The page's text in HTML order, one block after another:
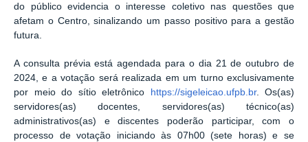
do público evidencia o interesse coletivo nas questões que
afetam o Centro, sinalizando um passo positivo para a gestão
futura.
A consulta prévia está agendada para o dia 21 de outubro de
2024, e a votação será realizada em um turno exclusivamente
por meio do sítio eletrônico
https://sigeleicao.ufpb.br. Os(as)
servidores(as) docentes, servidores(as) técnico(as)
administrativos(as) e discentes poderão participar, com o
processo de votação iniciando às 07h00 (sete horas) e se